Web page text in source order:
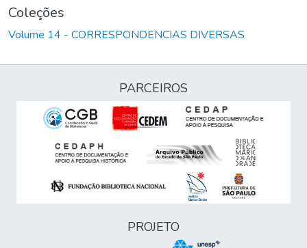
Coleções
Volume 14 - CORRESPONDENCIAS DIVERSAS
PARCEIROS
PROJETO